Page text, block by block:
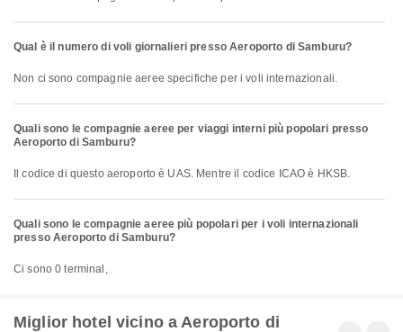
Qual è il numero di voli giornalieri presso Aeroporto di Samburu?
Non ci sono compagnie aeree specifiche per i voli internazionali.
Quali sono le compagnie aeree per viaggi interni più popolari presso
Aeroporto di Samburu?
Il codice di questo aeroporto è UAS. Mentre il codice ICAO è HKSB.
Quali sono le compagnie aeree più popolari per i voli internazionali
presso Aeroporto di Samburu?
Ci sono 0 terminal,
Miglior hotel vicino a Aeroporto di